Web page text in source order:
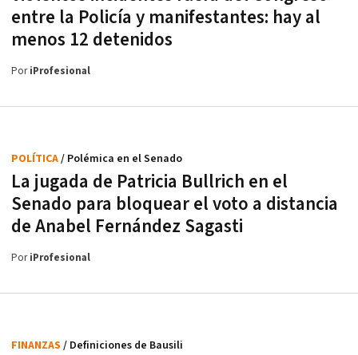
entre la Policía y manifestantes: hay al
menos 12 detenidos
PoriProfesional
La jugada de Patricia Bullrich en el
Senado para bloquear el voto a distancia
de Anabel Fernández Sagasti
POLÍTICA/ Polémica en el Senado
PoriProfesional
FINANZAS / Definiciones de Bausili